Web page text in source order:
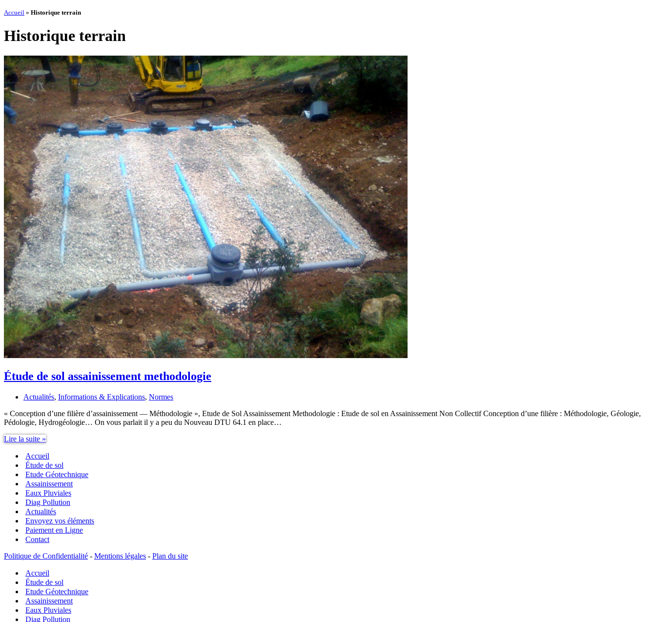
Accueil » Historique terrain
Historique terrain
Étude de sol assainissement methodologie
Actualités, Informations & Explications, Normes
« Conception d’une filière d’assainissement — Méthodologie », Etude de Sol Assainissement Methodologie : Etude de sol en Assainissement Non Collectif Conception d’une filière : Méthodologie, Géologie,
Pédologie, Hydrogéologie… On vous parlait il y a peu du Nouveau DTU 64.1 en place…
Lire la suite »
sol
assainissement
methodologie
Accueil
Étude de sol
Etude Géotechnique
Assainissement
Eaux Pluviales
Diag Pollution
Actualités
Envoyez vos éléments
Paiement en Ligne
Contact
Politique de Confidentialité - Mentions légales - Plan du site
Accueil
Étude de sol
Etude Géotechnique
Assainissement
Eaux Pluviales
Diag Pollution